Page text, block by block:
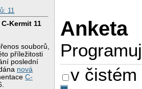
11
Kermit 11
souborů,
příležitosti
poslední
nová
C-
Anketa
v čistém